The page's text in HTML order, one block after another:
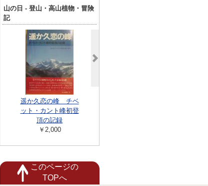
山の日 - 登山・高山植物・冒険
記
遥か久恋の峰 チベ
ット・カント峰初登
頂の記録
￥2,000
このページの
TOPへ